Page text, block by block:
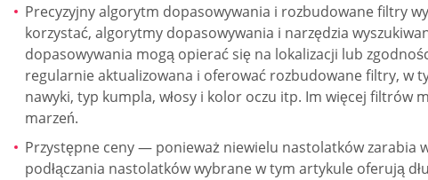
Precyzyjny algorytm dopasowywania i rozbudowane filtry
korzystać, algorytmy dopasowywania i narzędzia
dopasowywania mogą opierać się na lokalizacji lub
regularnie aktualizowana i oferować rozbudowane filtry, w
nawyki, typ kumpla, włosy i kolor oczu itp. Im więcej filtrów
marzeń.
Przystępne ceny — ponieważ niewielu nastolatków zarabia
podłączania nastolatków wybrane w tym artykule oferują